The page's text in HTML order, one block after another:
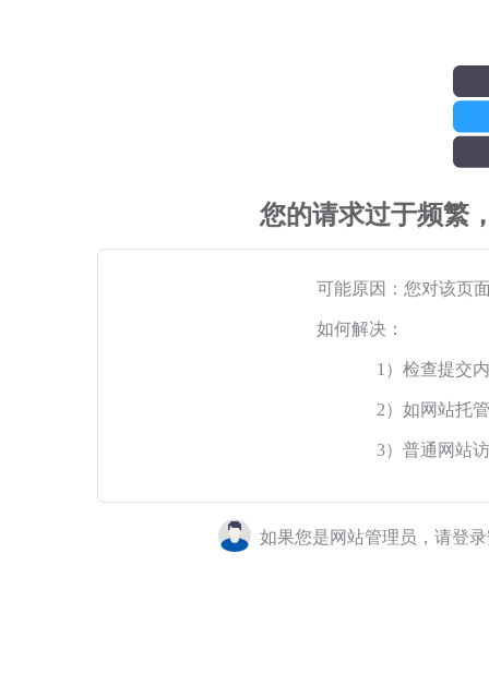
您的请求过于频繁
可能原因：您对该页
如何解决：
1）检查提交
2）如网站托
3）普通网站
如果您是网站管理员，请登